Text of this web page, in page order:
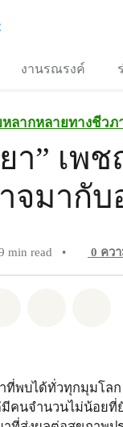
งานรณรงค์
ลากหลายทางชีวภ
า” เพ
จมากับ
min read • 0 คว
ที่พบได้ทั่วทุกมุมโลก
คนจำนวนไม่น้อยที่